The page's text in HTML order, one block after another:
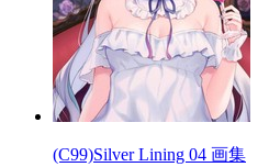
(C99)Silver Lining 04 画集